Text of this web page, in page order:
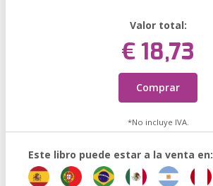
Valor total:
€ 18,73
Comprar
*No incluye IVA.
Este libro puede estar a la venta en: